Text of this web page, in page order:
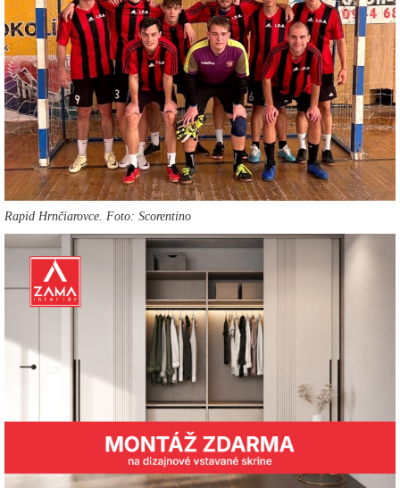
Rapid Hrnčiarovce. Foto: Scorentino